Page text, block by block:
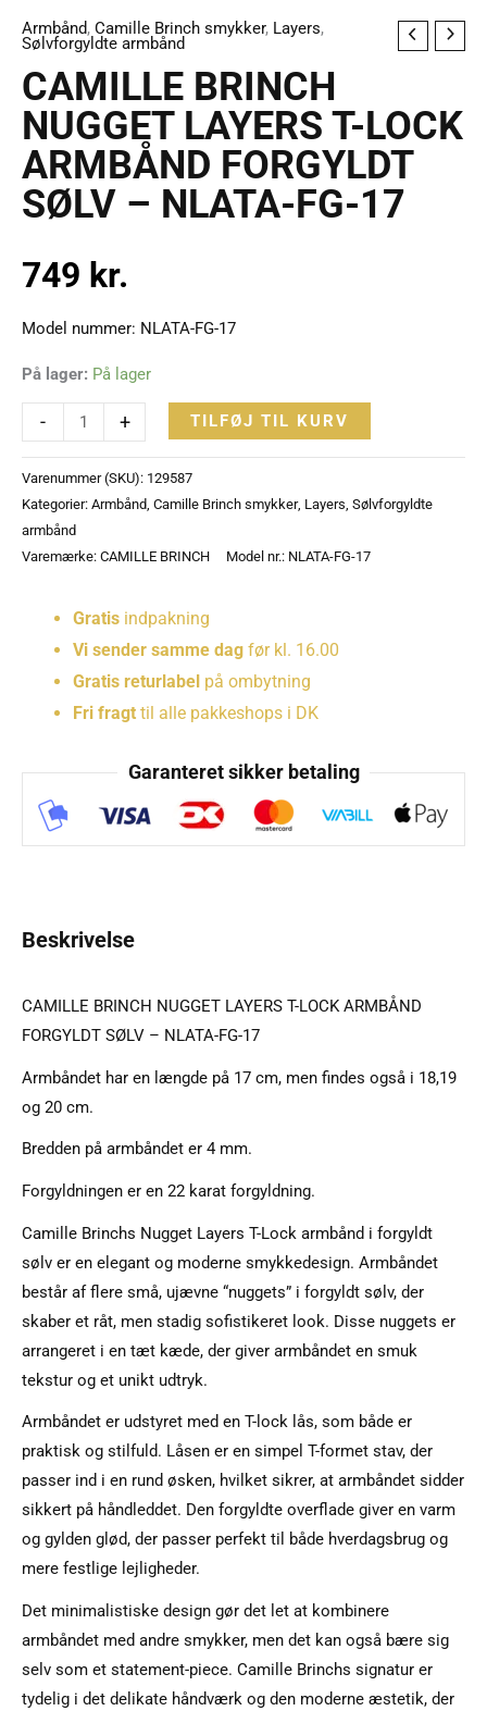
Armbånd, Camille Brinch smykker, Layers,
Sølvforgyldte armbånd
CAMILLE BRINCH
NUGGET LAYERS T-LOCK
ARMBÅND FORGYLDT
SØLV – NLATA-FG-17
749 kr.
Model nummer: NLATA-FG-17
På lager: På lager
-
CAMILLE
NUGGET
LAYERS
T-
LOCK
ARMBÅND
SØLV
NLATA-
17
+ TILFØJ TIL KURV
Varenummer (SKU): 129587
Kategorier: Armbånd Camille Brinch smykker, Layers Sølvforgyldte
armbånd
Varemærke: CAMILLE BRINCH Model nr.: NLATA-FG-17
Gratis indpakning
Vi sender samme dag før kl. 16.00
Gratis returlabel på ombytning
Fri fragt til alle pakkeshops i DK
Garanteret sikker betaling
Beskrivelse
CAMILLE BRINCH NUGGET LAYERS T-LOCK ARMBÅND
FORGYLDT SØLV – NLATA-FG-17
Armbåndet har en længde på 17 cm, men findes også i 18,19
og 20 cm.
Bredden på armbåndet er 4 mm.
Forgyldningen er en 22 karat forgyldning.
Camille Brinchs Nugget Layers T-Lock armbånd i forgyldt
sølv er en elegant og moderne smykkedesign. Armbåndet
består af flere små, ujævne “nuggets” i forgyldt sølv, der
skaber et råt, men stadig sofistikeret look. Disse nuggets er
arrangeret i en tæt kæde, der giver armbåndet en smuk
tekstur og et unikt udtryk.
Armbåndet er udstyret med en T-lock lås, som både er
praktisk og stilfuld. Låsen er en simpel T-formet stav, der
passer ind i en rund øsken, hvilket sikrer, at armbåndet sidder
sikkert på håndleddet. Den forgyldte overflade giver en varm
og gylden glød, der passer perfekt til både hverdagsbrug og
mere festlige lejligheder.
Det minimalistiske design gør det let at kombinere
armbåndet med andre smykker, men det kan også bære sig
selv som et statement-piece. Camille Brinchs signatur er
tydelig i det delikate håndværk og den moderne æstetik, der